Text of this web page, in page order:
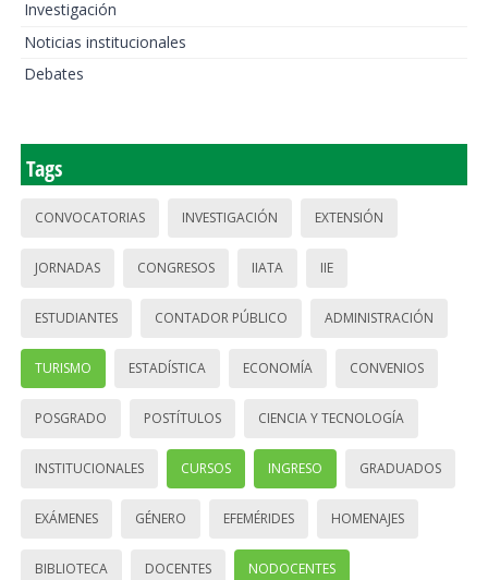
Investigación
Noticias institucionales
Debates
Tags
CONVOCATORIAS INVESTIGACIÓN EXTENSIÓN
JORNADAS CONGRESOS IIATA IIE
ESTUDIANTES CONTADOR PÚBLICO ADMINISTRACIÓN
TURISMO ESTADÍSTICA ECONOMÍA CONVENIOS
POSGRADO POSTÍTULOS CIENCIA Y TECNOLOGÍA
INSTITUCIONALES CURSOS INGRESO GRADUADOS
EXÁMENES GÉNERO EFEMÉRIDES HOMENAJES
BIBLIOTECA DOCENTES NODOCENTES